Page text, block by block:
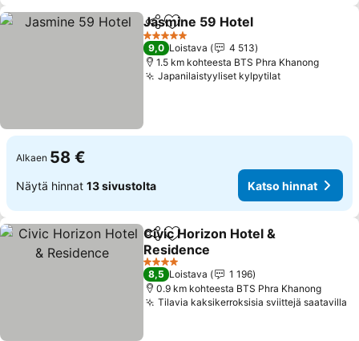
Jaa Lisää suosikkeihin
Jasmine 59 Hotel
5 Tähtiluokitus
9,0 Loistava
4 513
1.5 km kohteesta BTS Phra Khanong
Japanilaistyyliset kylpytilat
Alkaen 58 €
Näytä hinnat 13 sivustolta Katso hinnat
Jaa Lisää suosikkeihin
Civic Horizon Hotel &
Residence
4 Tähtiluokitus
8,5 Loistava
1 196
0.9 km kohteesta BTS Phra Khanong
Tilavia kaksikerroksisia sviittejä saatavilla